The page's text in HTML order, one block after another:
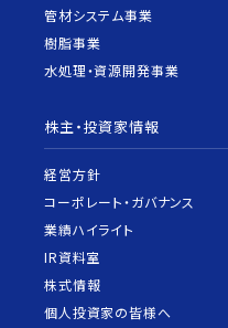
管材システム事業
樹脂事業
水処理・資源開発事業
株主・投資家情報
経営方針
コーポレート・ガバナンス
業績ハイライト
IR資料室
株式情報
個人投資家の皆様へ